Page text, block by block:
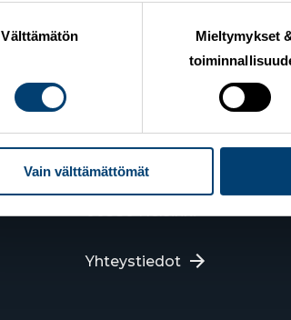
Välttämätön
Mieltymykset
Vain välttämättömät
Valimotie 10
00380 Helsinki
Yhteystiedot